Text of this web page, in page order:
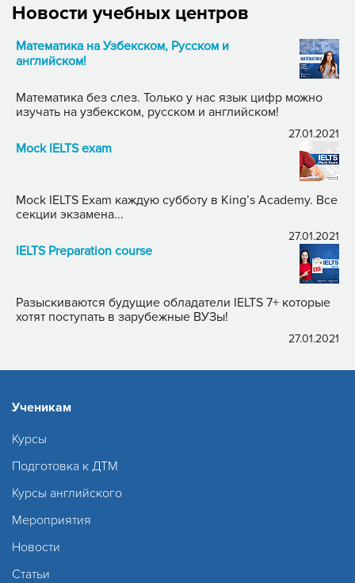
Новости учебных центров
Математика на Узбекском, Русском и
английском!
Математика без слез. Только у нас язык цифр можно
изучать на узбекском, русском и английском!
27.01.2021
Mock IELTS exam
Mock IELTS Exam каждую субботу в King’s Academy. Все
секции экзамена...
27.01.2021
IELTS Preparation course
Разыскиваются будущие обладатели IELTS 7+ которые
хотят поступать в зарубежные ВУЗы!
27.01.2021
Ученикам
Курсы
Подготовка к ДТМ
Курсы английского
Мероприятия
Новости
Статьи